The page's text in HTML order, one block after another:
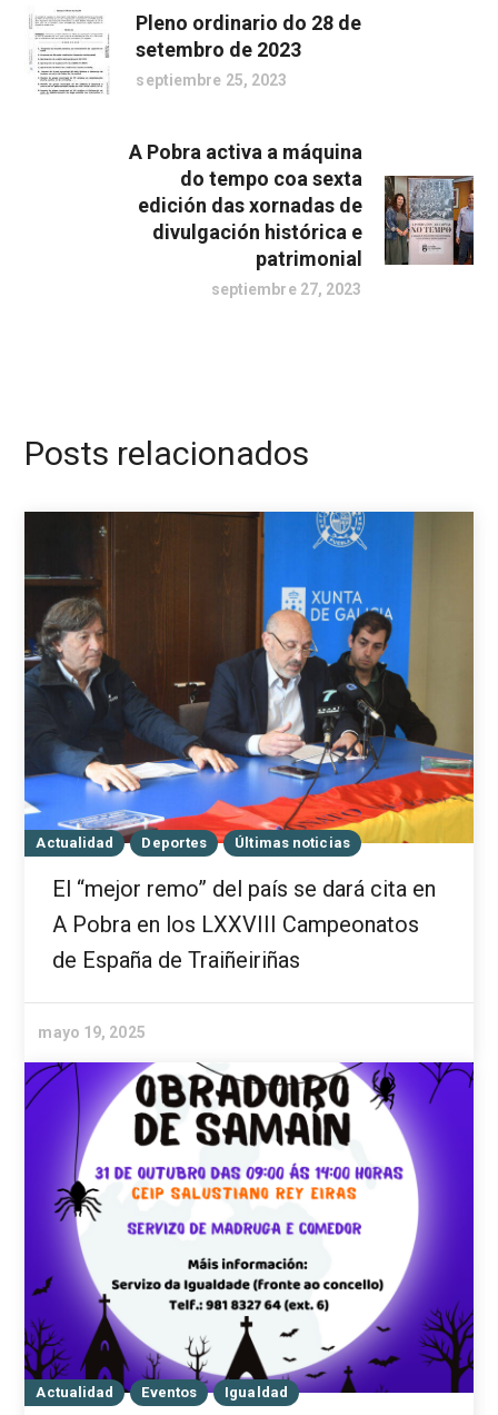
Pleno ordinario do 28 de
setembro de 2023
septiembre 25, 2023
A Pobra activa a máquina
do tempo coa sexta
edición das xornadas de
divulgación histórica e
patrimonial
septiembre 27, 2023
Posts relacionados
Actualidad Deportes Últimas noticias
El “mejor remo” del país se dará cita en
A Pobra en los LXXVIII Campeonatos
de España de Traiñeiriñas
mayo 19, 2025
Actualidad Eventos Igualdad